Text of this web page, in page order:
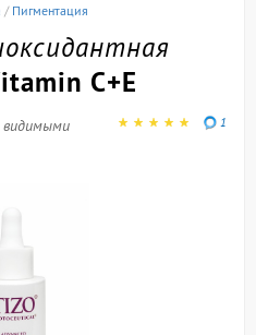
/ Пигментация
C+E
1
видимыми